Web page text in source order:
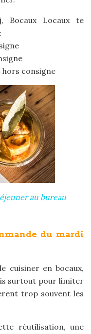
Bocaux Locaux te
hors consigne
au bureau
du mardi
cuisiner en bocaux,
surtout pour limiter
trop souvent les
réutilisation, une